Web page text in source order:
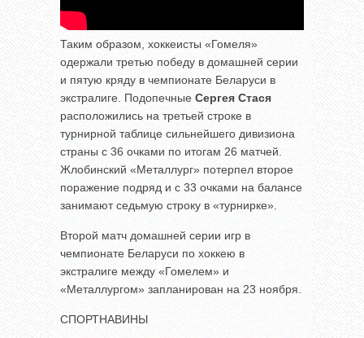
Таким образом, хоккеисты «Гомеля»
одержали третью победу в домашней серии
и пятую кряду в чемпионате Беларуси в
экстралиге. Подопечные Сергея Стася
расположились на третьей строке в
турнирной таблице сильнейшего дивизиона
страны с 36 очками по итогам 26 матчей.
Жлобинский «Металлург» потерпел второе
поражение подряд и с 33 очками на балансе
занимают седьмую строку в «турнирке».
Второй матч домашней серии игр в
чемпионате Беларуси по хоккею в
экстралиге между «Гомелем» и
«Металлургом» запланирован на 23 ноября.
СПОРТНАВИНЫ